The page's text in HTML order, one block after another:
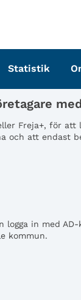
Statistik
Freja+, för
och att endast
logga in med
kommun.